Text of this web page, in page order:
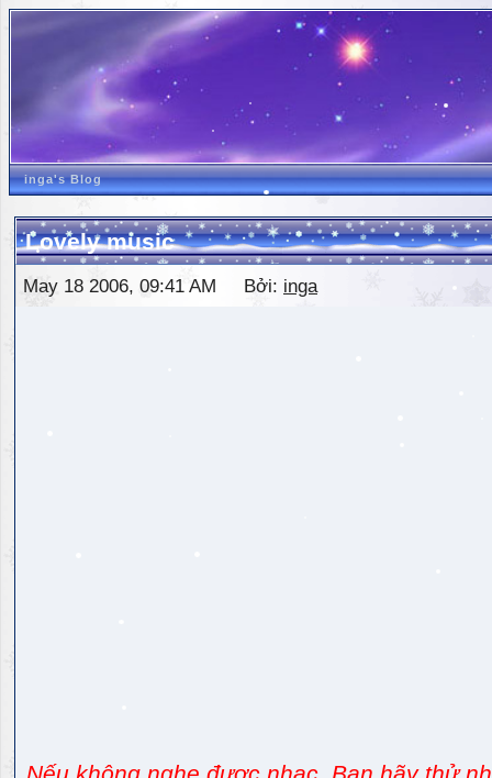
inga's Blog
Lovely music
May 18 2006, 09:41 AM Bởi: inga